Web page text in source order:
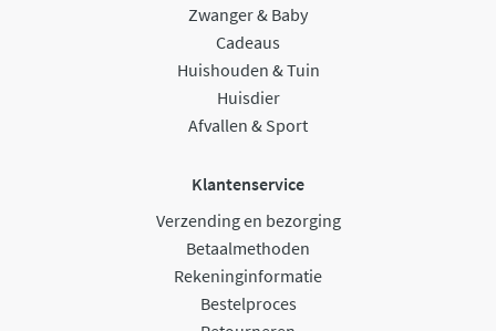
Zwanger & Baby
Cadeaus
Huishouden & Tuin
Huisdier
Afvallen & Sport
Klantenservice
Verzending en bezorging
Betaalmethoden
Rekeninginformatie
Bestelproces